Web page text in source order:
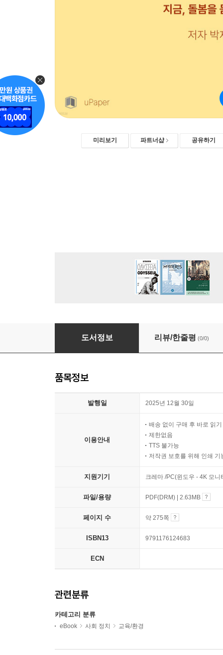
미리보기 파트너샵 공유하기
지금, 돌봄을 묻다
도서정보 리뷰/한줄평 (0/0)
품목정보
발행일 2025년 12월 30일
이용안내
배송 없이 구매 후 바로 읽기
제한없음
TTS 불가능
저작권 보호를 위해 인쇄 기
지원기기 크레마 /PC(윈도우 - 4K 모
파일/용량 PDF(DRM) | 2.63MB
페이지 수 약 275쪽
ISBN13 9791176124683
ECN
관련분류
카테고리 분류
eBook 사회 정치 교육/환경